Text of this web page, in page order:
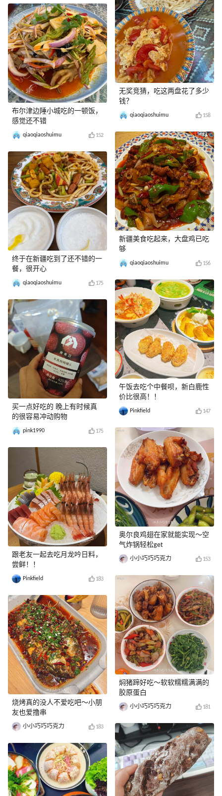
布尔津边陲小城吃的一顿饭，
感觉还不错
qiaoqiaoshuimu 152
终于在新疆吃到了还不错的一
餐，很开心
qiaoqiaoshuimu 175
买一点好吃的 晚上有时候真
的很容易冲动购物
pink1990 175
跟老友一起去吃月龙吟日料，
尝鲜！！
Pinkfield 183
烧烤真的没人不爱吃吧～小朋
友也爱撸串
小小巧巧巧克力 183
无奖竞猜，吃这两盘花了多少
钱？
qiaoqiaoshuimu 158
新疆美食吃起来，大盘鸡已吃
够
qiaoqiaoshuimu 156
午饭去吃个中餐呗，新白鹿性
价比很高！！
Pinkfield 147
奥尔良鸡翅在家就能实现～空
气炸锅轻松get
小小巧巧巧克力 153
焖猪蹄好吃～软软糯糯满满的
胶原蛋白
小小巧巧巧克力 181